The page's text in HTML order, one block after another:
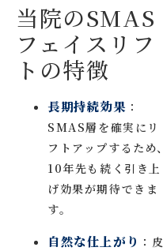
当院のSMAS
フェイスリフ
トの特徴
長期持続効果 ：
SMAS層を確実にリ
フトアップするため、
10年先も続く引き上
げ効果が期待できま
す。
自然な仕上がり ：皮